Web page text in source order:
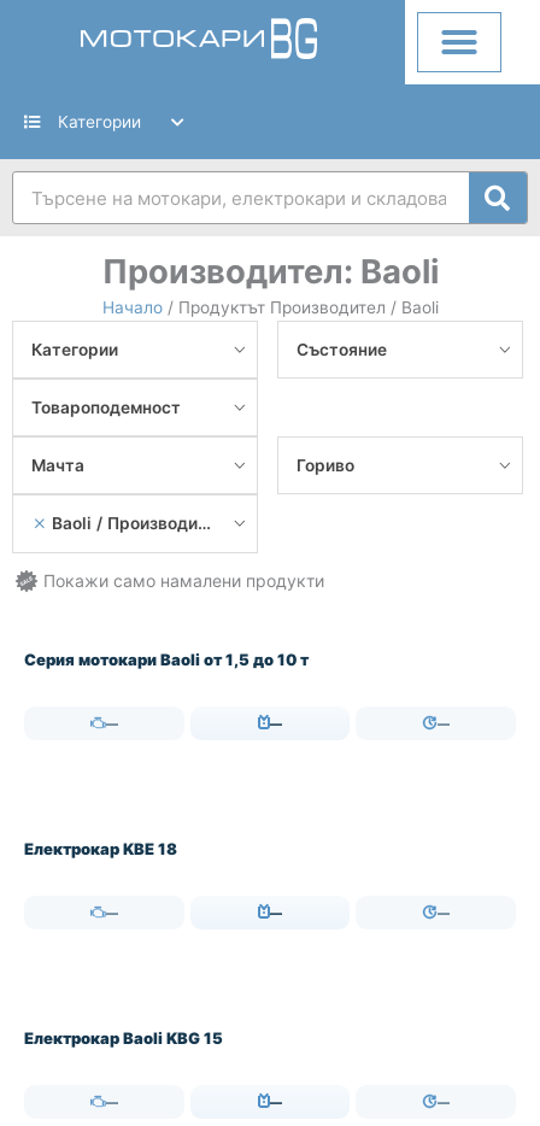
Категории
Производител: Baoli
Начало/ Продуктът Производител / Baoli
Категории Състояние
Товароподемност
Мачта Гориво
Baoli Производител
Серия мотокари Baoli от 1,5 до 10 т
— — —
Електрокар KBE 18
— — —
Електрокар Baoli KBG 15
— — —